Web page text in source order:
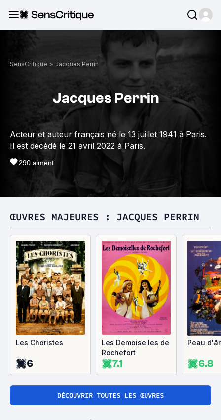
SensCritique > Jacques Perrin
Jacques Perrin
Acteur et auteur français né le 13 juillet 1941 à Paris.
Il est décédé le 21 avril 2022 à Paris.
290 aiment
ŒUVRES MAJEURES : JACQUES PERRIN
Les Choristes
6
Les Demoiselles de
Rochefort
7.1
Peau
6.8
DÉCOUVRIR TOUTES LES ŒUVRES